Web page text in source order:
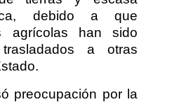
debido a que
agrícolas han sido
a otras
preocupación por la